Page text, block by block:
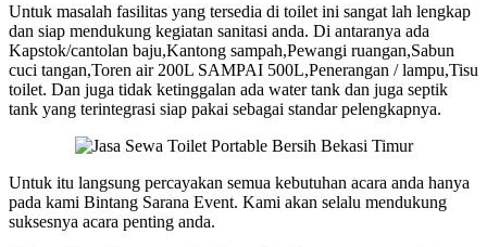
Untuk masalah fasilitas yang tersedia di toilet ini sangat lah lengkap
dan siap mendukung kegiatan sanitasi anda. Di antaranya ada
Kapstok/cantolan baju,Kantong sampah,Pewangi ruangan,Sabun
cuci tangan,Toren air 200L SAMPAI 500L,Penerangan / lampu,Tisu
toilet. Dan juga tidak ketinggalan ada water tank dan juga septik
tank yang terintegrasi siap pakai sebagai standar pelengkapnya.
Untuk itu langsung percayakan semua kebutuhan acara anda hanya
pada kami Bintang Sarana Event. Kami akan selalu mendukung
suksesnya acara penting anda.